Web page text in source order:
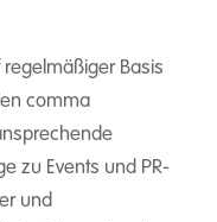
Basis
comma
zu Events und PR-
und